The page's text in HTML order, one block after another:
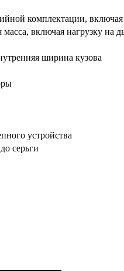
комплектации,
масса, включая нагрузку на
ширина кузова
устройства
серьги